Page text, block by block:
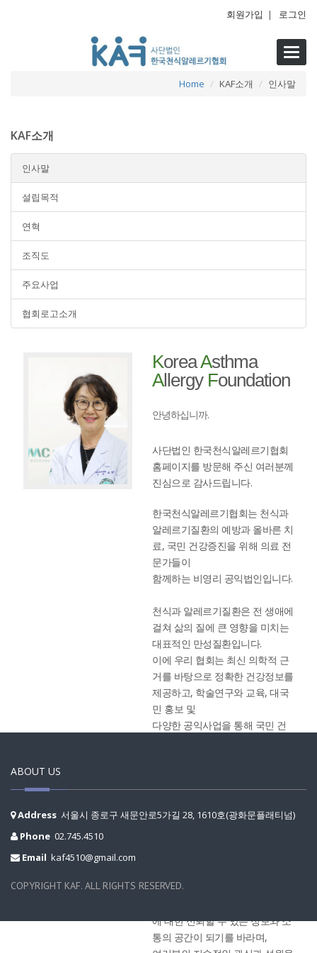
회원가입 | 로그인
Home
KAF소개 인사말
KAF소개
인사말
설립목적
연혁
조직도
주요사업
협회로고소개
KoreaAsthma
Allergy Foundation
안녕하십니까.
사단법인 한국천식알레르기협회
홈페이지를 방문해 주신 여러분께
진심으로 감사드립니다.
한국천식알레르기협회는 천식과
알레르기질환의 예방과 올바른 치
료, 국민 건강증진을 위해 의료 전
문가들이
함께하는 비영리 공익법인입니다.
천식과 알레르기질환은 전 생애에
걸쳐 삶의 질에 큰 영향을 미치는
대표적인 만성질환입니다.
이에 우리 협회는 최신 의학적 근
거를 바탕으로 정확한 건강정보를
제공하고, 학술연구와 교육, 대국
민 홍보 및
다양한 공익사업을 통해 국민 건
민 모두에게 신뢰받는 전문기관으
올바른 질환 정보와 예방·관리의
에 대한 신뢰할 수 있는 정보와 소
통의 공간이 되기를 바라며,
ABOUT US
Address 서울시 종로구 새문안로5가길 28, 1610호(광화문플래티넘)
Phone 02.745.4510
Email kaf4510@gmail.com
COPYRIGHT KAF. ALL RIGHTS RESERVED.